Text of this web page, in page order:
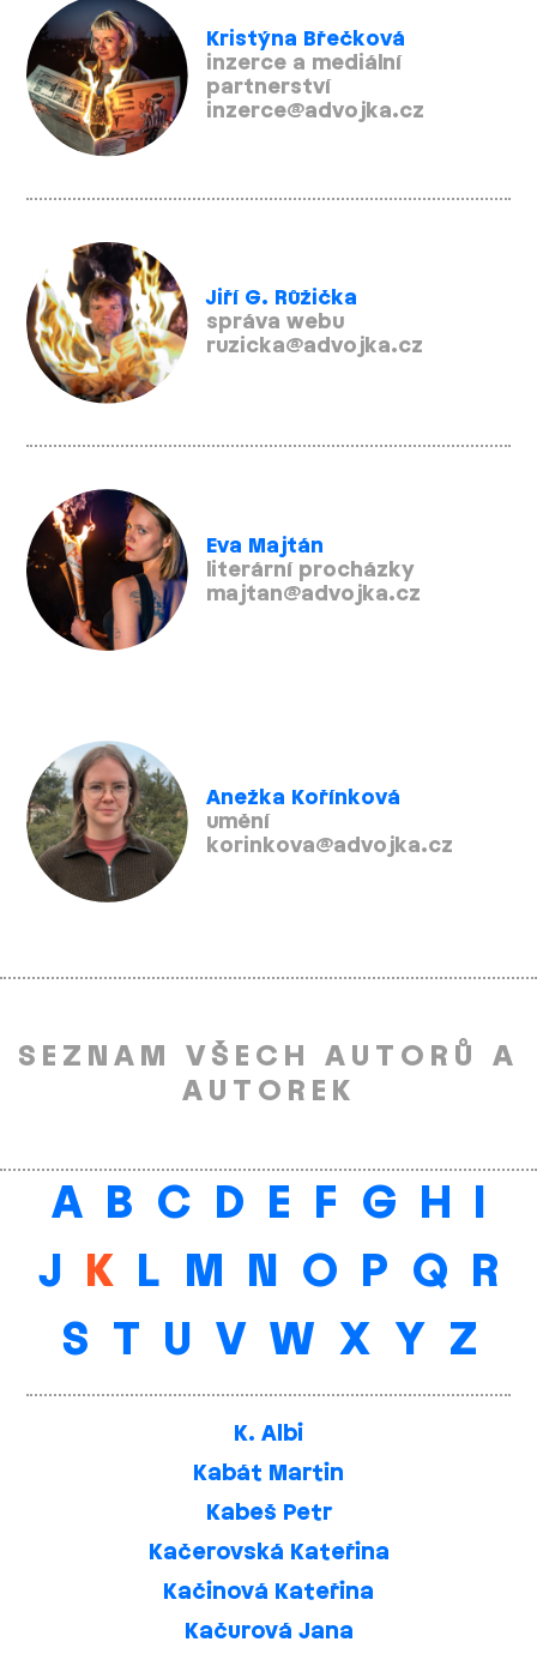
Kristýna Břečková
inzerce a mediální
partnerství
inzerce@advojka.cz
Jiří G. Růžička
správa webu
ruzicka@advojka.cz
Eva Majtán
literární procházky
majtan@advojka.cz
Anežka Kořínková
umění
korinkova@advojka.cz
SEZNAM VŠECH AUTORŮ A
AUTOREK
A B C D E F G H I
J K L M N O P Q R
S T U V W X Y Z
K. Albi
Kabát Martin
Kabeš Petr
Kačerovská Kateřina
Kačinová Kateřina
Kačurová Jana